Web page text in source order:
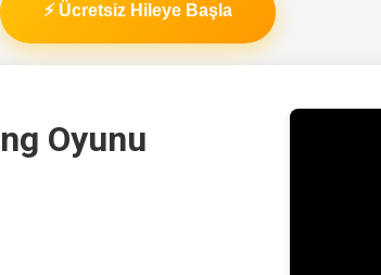
⚡ Ücretsiz Hileye Başla
Oyunu